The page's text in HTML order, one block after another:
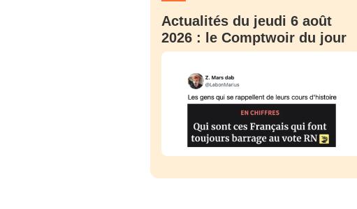
Actualités du jeudi 6 août
2026 : le Comptwoir du jour